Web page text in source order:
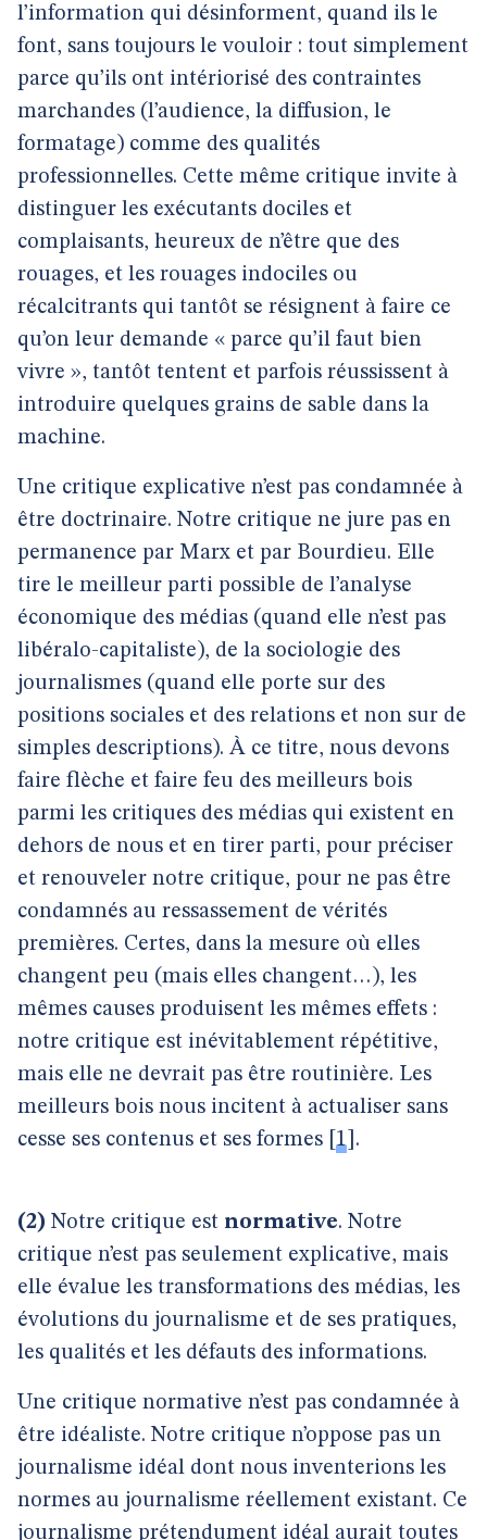
l’information qui désinforment, quand ils le
font, sans toujours le vouloir : tout simplement
parce qu’ils ont intériorisé des contraintes
marchandes (l’audience, la diffusion, le
formatage) comme des qualités
professionnelles. Cette même critique invite à
distinguer les exécutants dociles et
complaisants, heureux de n’être que des
rouages, et les rouages indociles ou
récalcitrants qui tantôt se résignent à faire ce
qu’on leur demande « parce qu’il faut bien
vivre », tantôt tentent et parfois réussissent à
introduire quelques grains de sable dans la
machine.
Une critique explicative n’est pas condamnée à
être doctrinaire. Notre critique ne jure pas en
permanence par Marx et par Bourdieu. Elle
tire le meilleur parti possible de l’analyse
économique des médias (quand elle n’est pas
libéralo-capitaliste), de la sociologie des
journalismes (quand elle porte sur des
positions sociales et des relations et non sur de
simples descriptions). À ce titre, nous devons
faire flèche et faire feu des meilleurs bois
parmi les critiques des médias qui existent en
dehors de nous et en tirer parti, pour préciser
et renouveler notre critique, pour ne pas être
condamnés au ressassement de vérités
premières. Certes, dans la mesure où elles
changent peu (mais elles changent…), les
mêmes causes produisent les mêmes effets :
notre critique est inévitablement répétitive,
mais elle ne devrait pas être routinière. Les
meilleurs bois nous incitent à actualiser sans
cesse ses contenus et ses formes 1 .
(2) Notre critique est normative. Notre
critique n’est pas seulement explicative, mais
elle évalue les transformations des médias, les
évolutions du journalisme et de ses pratiques,
les qualités et les défauts des informations.
Une critique normative n’est pas condamnée à
être idéaliste. Notre critique n’oppose pas un
journalisme idéal dont nous inventerions les
normes au journalisme réellement existant. Ce
journalisme prétendument idéal aurait toutes